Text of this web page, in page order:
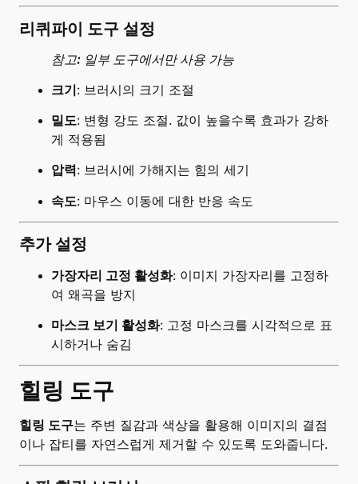
리퀴파이 도구 설정
참고: 일부 도구에서만 사용 가능
크기: 브러시의 크기 조절
밀도: 변형 강도 조절. 값이 높을수록 효과가 강하
게 적용됨
압력: 브러시에 가해지는 힘의 세기
속도: 마우스 이동에 대한 반응 속도
추가 설정
가장자리 고정 활성화: 이미지 가장자리를 고정하
여 왜곡을 방지
마스크 보기 활성화: 고정 마스크를 시각적으로 표
시하거나 숨김
힐링 도구
힐링 도구는 주변 질감과 색상을 활용해 이미지의 결점
이나 잡티를 자연스럽게 제거할 수 있도록 도와줍니다.